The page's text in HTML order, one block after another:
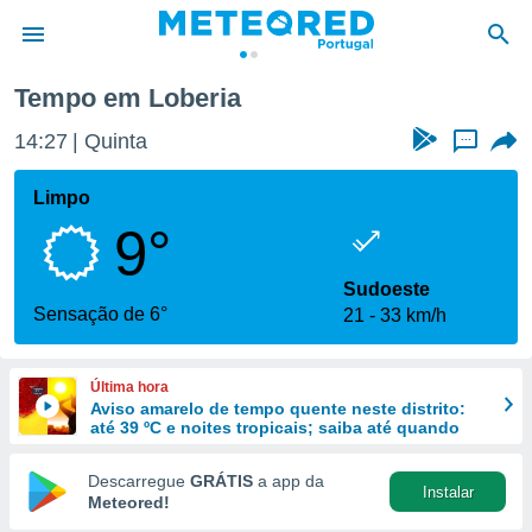
da
foi
fornecidas
a este
das
e
forma
digital
Tempo em Loberia
14:27 Quinta ...
Limpo
9°
Sensação de 6°
Sudoeste
21
33 km/h
Última hora
Aviso amarelo de tempo quente neste distrito:
até 39 ºC e noites tropicais; saiba até quando
Descarregue GRÁTIS a app da
Meteored!
Instalar